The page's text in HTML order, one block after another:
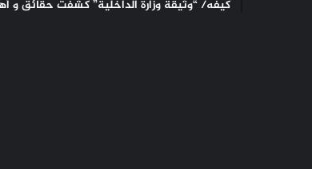
كيفه/ “وثيقة وزارة الداخلية” كشفت حقائق و